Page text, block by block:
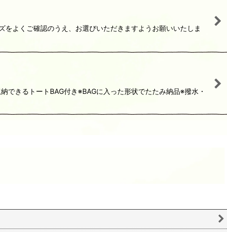
よくご確認のうえ、お選びいただきますようお願いいたしま
きるトートBAG付き※BAGに入った形状でたたみ納品※撥水・